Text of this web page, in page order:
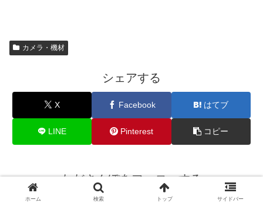
カメラ・機材
シェアする
X Facebook はてブ
LINE Pinterest コピー
たださんぽをフォローする
ホーム 検索 トップ サイドバー